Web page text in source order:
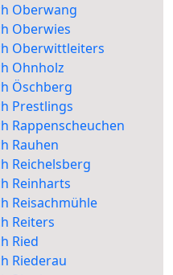
Oberwang
Oberwies
Oberwittleiters
Ohnholz
Öschberg
Prestlings
Rappenscheuchen
Rauhen
Reichelsberg
Reinharts
Reisachmühle
Reiters
Ried
Riederau